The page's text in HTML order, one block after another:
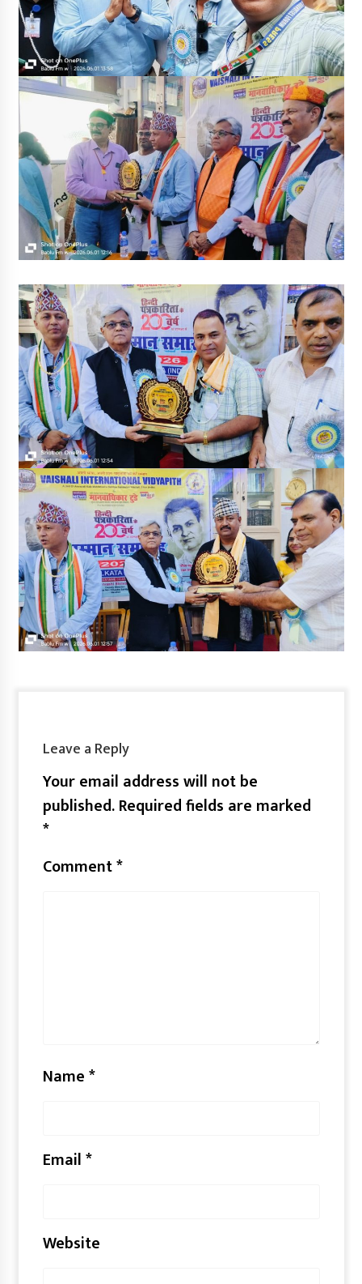
Leave a Reply
Your email address will not be
published.Required fields are marked
*
Comment*
Name*
Email*
Website